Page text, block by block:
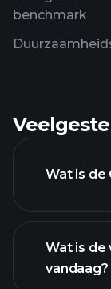
benchmark
Wat is de
Wat is de
vandaag?